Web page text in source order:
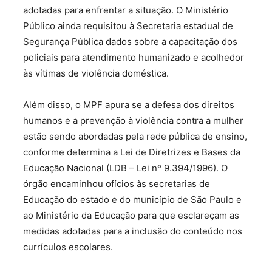
adotadas para enfrentar a situação. O Ministério
Público ainda requisitou à Secretaria estadual de
Segurança Pública dados sobre a capacitação dos
policiais para atendimento humanizado e acolhedor
às vítimas de violência doméstica.
Além disso, o MPF apura se a defesa dos direitos
humanos e a prevenção à violência contra a mulher
estão sendo abordadas pela rede pública de ensino,
conforme determina a Lei de Diretrizes e Bases da
Educação Nacional (LDB – Lei nº 9.394/1996). O
órgão encaminhou ofícios às secretarias de
Educação do estado e do município de São Paulo e
ao Ministério da Educação para que esclareçam as
medidas adotadas para a inclusão do conteúdo nos
currículos escolares.